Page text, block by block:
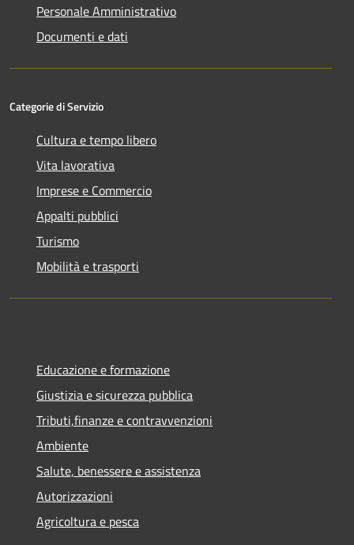
Personale Amministrativo
Documenti e dati
Categorie di Servizio
Cultura e tempo libero
Vita lavorativa
Imprese e Commercio
Appalti pubblici
Turismo
Mobilità e trasporti
Educazione e formazione
Giustizia e sicurezza pubblica
Tributi,finanze e contravvenzioni
Ambiente
Salute, benessere e assistenza
Autorizzazioni
Agricoltura e pesca